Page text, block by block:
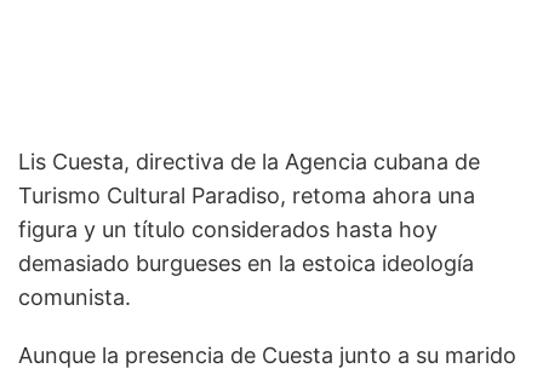
Lis Cuesta, directiva de la Agencia cubana de
Turismo Cultural Paradiso, retoma ahora una
figura y un título considerados hasta hoy
demasiado burgueses en la estoica ideología
comunista.
Aunque la presencia de Cuesta junto a su marido